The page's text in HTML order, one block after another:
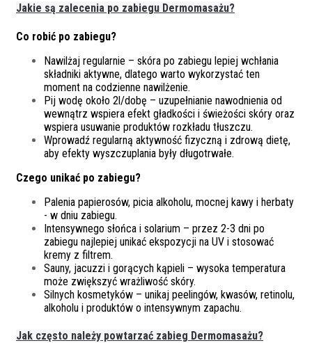
Jakie są zalecenia po zabiegu Dermomasażu?
Co robić po zabiegu?
Nawilżaj regularnie – skóra po zabiegu lepiej wchłania
składniki aktywne, dlatego warto wykorzystać ten
moment na codzienne nawilżenie.
Pij wodę około 2l/dobę – uzupełnianie nawodnienia od
wewnątrz wspiera efekt gładkości i świeżości skóry oraz
wspiera usuwanie produktów rozkładu tłuszczu.
Wprowadź regularną aktywność fizyczną i zdrową dietę,
aby efekty wyszczuplania były długotrwałe.
Czego unikać po zabiegu?
Palenia papierosów, picia alkoholu, mocnej kawy i herbaty
- w dniu zabiegu.
Intensywnego słońca i solarium – przez 2-3 dni po
zabiegu najlepiej unikać ekspozycji na UV i stosować
kremy z filtrem.
Sauny, jacuzzi i gorących kąpieli – wysoka temperatura
może zwiększyć wrażliwość skóry.
Silnych kosmetyków – unikaj peelingów, kwasów, retinolu,
alkoholu i produktów o intensywnym zapachu.
Jak często należy powtarzać zabieg Dermomasażu?